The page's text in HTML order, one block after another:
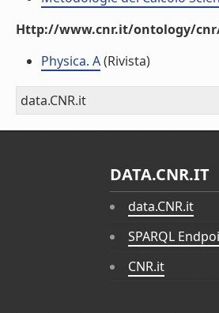
Http://www.cnr.it/ontology/
Physica. A(Rivista)
data.CNR.it
DATA.CNR.IT
data.CNR.it
SPARQL
CNR.it